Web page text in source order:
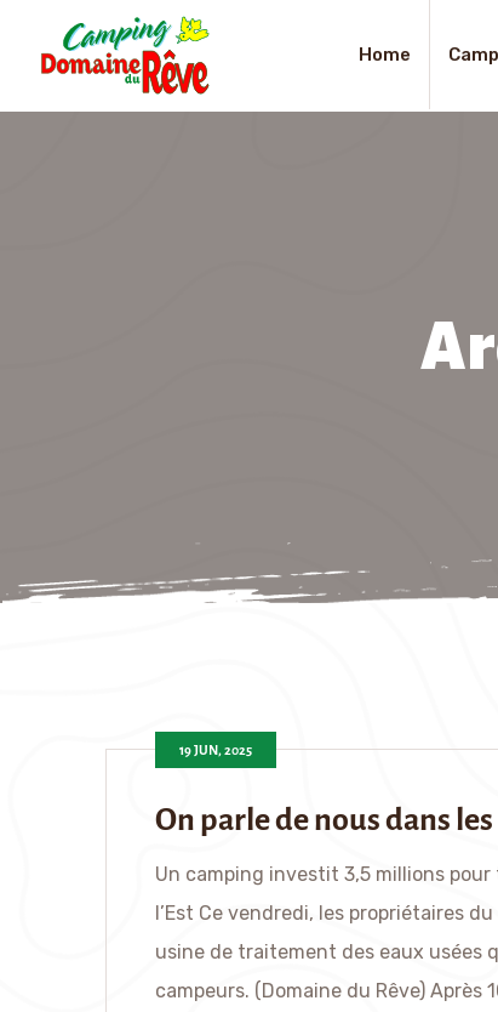
Home
19 JUN, 2025
On parle de nous dans
Un camping investit 3,5 millions
l’Est Ce vendredi, les propriétaires
usine de traitement des eaux usées
campeurs. (Domaine du Rêve) Après